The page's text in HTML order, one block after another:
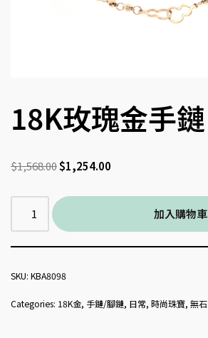
18K玫瑰金手鏈
$1,568.00$1,254.00
加入購物車
SKU: KBA8098
Categories: 18K金, 手鏈/腳鏈, 日常, 時尚珠寶, 無石